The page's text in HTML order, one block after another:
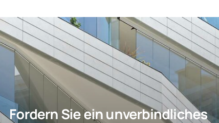
Fordern Sie ein unverbindliches